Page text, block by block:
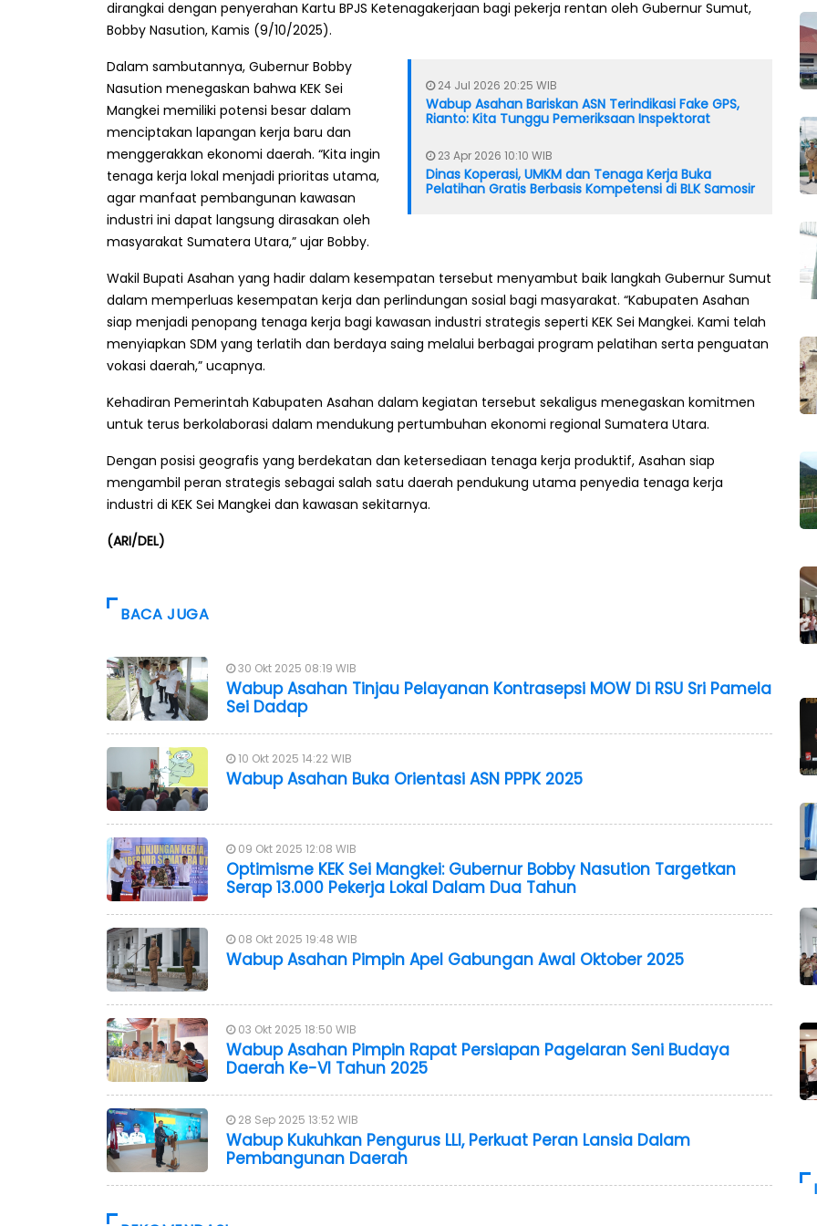
dirangkai dengan penyerahan Kartu BPJS Ketenagakerjaan bagi pekerja rentan oleh Gubernur Sumut,
Bobby Nasution, Kamis (9/10/2025).
24 Jul 2026 20:25 WIB
Wabup Asahan Bariskan ASN Terindikasi Fake GPS,
Rianto: Kita Tunggu Pemeriksaan Inspektorat
23 Apr 2026 10:10 WIB
Dinas Koperasi, UMKM dan Tenaga Kerja Buka
Pelatihan Gratis Berbasis Kompetensi di BLK Samosir
Dalam sambutannya, Gubernur Bobby
Nasution menegaskan bahwa KEK Sei
Mangkei memiliki potensi besar dalam
menciptakan lapangan kerja baru dan
menggerakkan ekonomi daerah. “Kita ingin
tenaga kerja lokal menjadi prioritas utama,
agar manfaat pembangunan kawasan
industri ini dapat langsung dirasakan oleh
masyarakat Sumatera Utara,” ujar Bobby.
Wakil Bupati Asahan yang hadir dalam kesempatan tersebut menyambut baik langkah Gubernur Sumut
dalam memperluas kesempatan kerja dan perlindungan sosial bagi masyarakat. “Kabupaten Asahan
siap menjadi penopang tenaga kerja bagi kawasan industri strategis seperti KEK Sei Mangkei. Kami telah
menyiapkan SDM yang terlatih dan berdaya saing melalui berbagai program pelatihan serta penguatan
vokasi daerah,” ucapnya.
Kehadiran Pemerintah Kabupaten Asahan dalam kegiatan tersebut sekaligus menegaskan komitmen
untuk terus berkolaborasi dalam mendukung pertumbuhan ekonomi regional Sumatera Utara.
Dengan posisi geografis yang berdekatan dan ketersediaan tenaga kerja produktif, Asahan siap
mengambil peran strategis sebagai salah satu daerah pendukung utama penyedia tenaga kerja
industri di KEK Sei Mangkei dan kawasan sekitarnya.
(ARI/DEL)
BACA JUGA
30 Okt 2025 08:19 WIB
Wabup Asahan Tinjau Pelayanan Kontrasepsi MOW Di RSU Sri Pamela
Sei Dadap
10 Okt 2025 14:22 WIB
Wabup Asahan Buka Orientasi ASN PPPK 2025
09 Okt 2025 12:08 WIB
Optimisme KEK Sei Mangkei: Gubernur Bobby Nasution Targetkan
Serap 13.000 Pekerja Lokal Dalam Dua Tahun
08 Okt 2025 19:48 WIB
Wabup Asahan Pimpin Apel Gabungan Awal Oktober 2025
03 Okt 2025 18:50 WIB
Wabup Asahan Pimpin Rapat Persiapan Pagelaran Seni Budaya
Daerah Ke-VI Tahun 2025
28 Sep 2025 13:52 WIB
Wabup Kukuhkan Pengurus LLI, Perkuat Peran Lansia Dalam
Pembangunan Daerah